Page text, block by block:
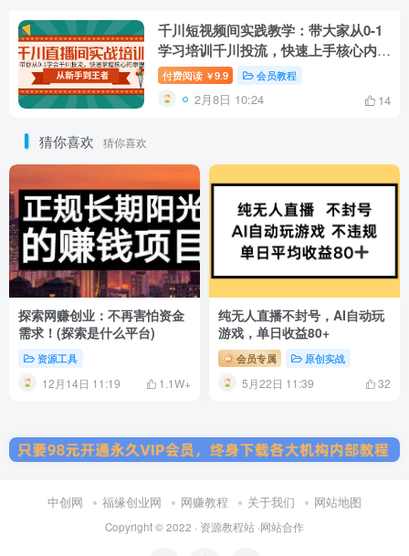
千川短视频间实践教学：带大家从0-1
学习培训千川投流，快速上手核心内容
原理
付费阅读 ￥9.9 会员教程
2月8日 10:24 14
猜你喜欢 猜你喜欢
探索网赚创业：不再害怕资金
需求！(探索是什么平台)
资源工具
12月14日 11:19 1.1W+
纯无人直播不封号，AI自动玩
游戏，单日收益80+
会员专属 原创实战
5月22日 11:39 32
中创网 福缘创业网 网赚教程 关于我们 网站地图
Copyright © 2022 · 资源教程站 ·网站合作